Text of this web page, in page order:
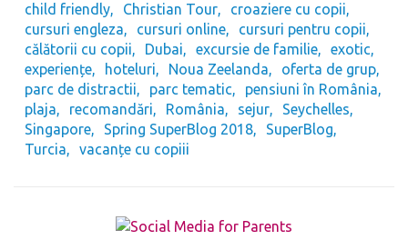
child friendly
Christian Tour
croaziere cu copii
cursuri engleza
cursuri online
cursuri pentru copii
călătorii cu copii
Dubai excursie de familie
exotic
experiențe
hoteluri Noua Zeelanda
oferta de grup
parc de distractii
parc tematic
pensiuni în România
plaja
recomandări România sejur
Seychelles
Singapore
Spring SuperBlog 2018
SuperBlog
Turcia
vacanțe cu copiii